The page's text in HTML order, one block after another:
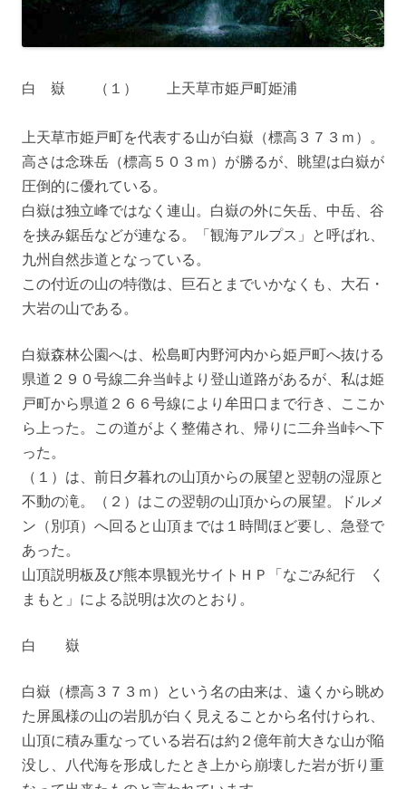
白 嶽 （１） 上天草市姫戸町姫浦
上天草市姫戸町を代表する山が白嶽（標高３７３ｍ）。
高さは念珠岳（標高５０３ｍ）が勝るが、眺望は白嶽が
圧倒的に優れている。
白嶽は独立峰ではなく連山。白嶽の外に矢岳、中岳、谷
を挟み鋸岳などが連なる。「観海アルプス」と呼ばれ、
九州自然歩道となっている。
この付近の山の特徴は、巨石とまでいかなくも、大石・
大岩の山である。
白嶽森林公園へは、松島町内野河内から姫戸町へ抜ける
県道２９０号線二弁当峠より登山道路があるが、私は姫
戸町から県道２６６号線により牟田口まで行き、ここか
ら上った。この道がよく整備され、帰りに二弁当峠へ下
った。
（１）は、前日夕暮れの山頂からの展望と翌朝の湿原と
不動の滝。（２）はこの翌朝の山頂からの展望。ドルメ
ン（別項）へ回ると山頂までは１時間ほど要し、急登で
あった。
山頂説明板及び熊本県観光サイトＨＰ「なごみ紀行 く
まもと」による説明は次のとおり。
白 嶽
白嶽（標高３７３ｍ）という名の由来は、遠くから眺め
た屏風様の山の岩肌が白く見えることから名付けられ、
山頂に積み重なっている岩石は約２億年前大きな山が陥
没し、八代海を形成したとき上から崩壊した岩が折り重